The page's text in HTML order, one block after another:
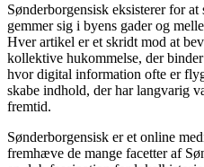
Sønderborgensisk eksisterer for
gemmer sig i byens gader og
Hver artikel er et skridt mod at
kollektive hukommelse, der
hvor digital information ofte er
skabe indhold, der har langvarig
fremtid.
Sønderborgensisk er et online
fremhæve de mange facetter af